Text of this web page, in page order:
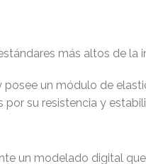
más altos de la
un módulo de
su resistencia y
un modelado digital